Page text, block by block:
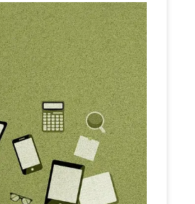
Digital